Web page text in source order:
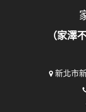
（家澤
新北市